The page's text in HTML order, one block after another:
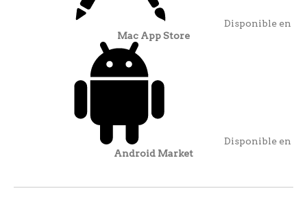
Disponible en
Mac App Store
Disponible en
Android Market